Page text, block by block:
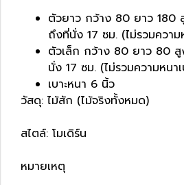
ตัวยาว กว้าง 80 ยาว 180
ถึงที่นั่ง 17 ซม. (ไม่รวมความ
ตัวเล็ก กว้าง 80 ยาว 80
นั่ง 17 ซม. (ไม่รวมความหนาเ
เบาะหนา 6 นิ้ว
วัสดุ: ไม้สัก (ไม้จริงทั้งหมด)
สไตล์: โมเดิร์น
หมายเหตุ